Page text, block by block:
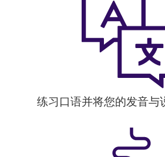
练习口语并将您的发音与